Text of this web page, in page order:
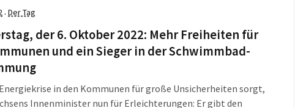
· Der Tag
der 6. Oktober 2022: Mehr Freiheiten für
und ein Sieger in der Schwimmbad-
in den Kommunen für große Unsicherheiten sorgt,
Innenminister nun für Erleichterungen: Er gibt den